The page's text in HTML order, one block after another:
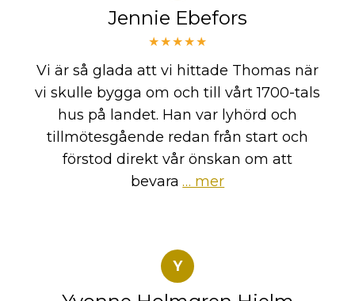
Jennie Ebefors
★★★★★
Vi är så glada att vi hittade Thomas när
vi skulle bygga om och till vårt 1700-tals
hus på landet. Han var lyhörd och
tillmötesgående redan från start och
förstod direkt vår önskan om att
bevara … mer
Y